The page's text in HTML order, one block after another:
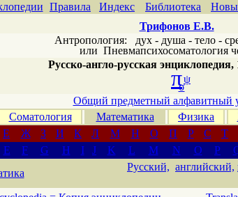
Правила Индекс Библиотека
Трифонов Е.В.
Антропология: дух - душа - тело -
или Пневмапсихосоматология
Русско-англо-русская энциклопедия,
πψ
σ
Общий предметный алфавитный
Соматология Математика Физика
Е Ж З И К Л М Н О П Р С Т
E F G H I J K L M N O P
Русский, английский,